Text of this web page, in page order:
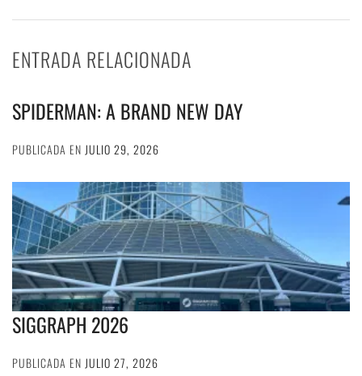
ENTRADA RELACIONADA
SPIDERMAN: A BRAND NEW DAY
PUBLICADA EN JULIO 29, 2026
SIGGRAPH 2026
PUBLICADA EN JULIO 27, 2026